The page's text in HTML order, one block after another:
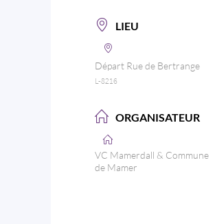
LIEU
Départ Rue de Bertrange
L-8216
ORGANISATEUR
VC Mamerdall & Commune
de Mamer